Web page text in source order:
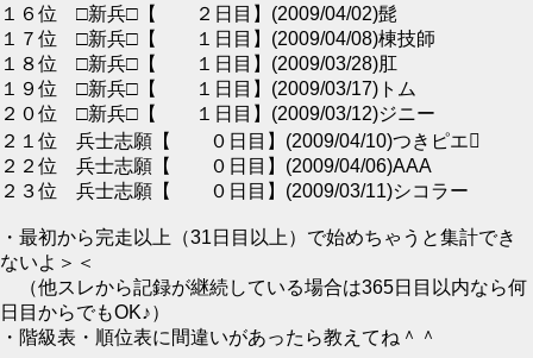
１６位 □新兵□【 ２日目】(2009/04/02)髭
１７位 □新兵□【 １日目】(2009/04/08)棟技師
１８位 □新兵□【 １日目】(2009/03/28)肛
１９位 □新兵□【 １日目】(2009/03/17)トム
２０位 □新兵□【 １日目】(2009/03/12)ジニー
２１位 兵士志願【 ０日目】(2009/04/10)つきピエ
２２位 兵士志願【 ０日目】(2009/04/06)AAA
２３位 兵士志願【 ０日目】(2009/03/11)シコラー
・最初から完走以上（31日目以上）で始めちゃうと集計でき
ないよ＞＜
（他スレから記録が継続している場合は365日目以内なら何
日目からでもOK♪）
・階級表・順位表に間違いがあったら教えてね＾＾